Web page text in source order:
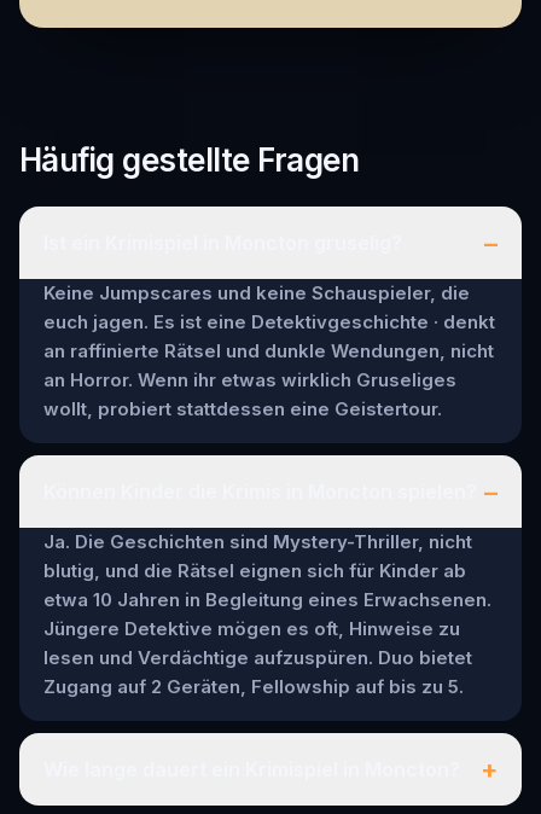
Häufig gestellte Fragen
–
Keine Jumpscares und keine Schauspieler, die
euch jagen. Es ist eine Detektivgeschichte · denkt
an raffinierte Rätsel und dunkle Wendungen, nicht
an Horror. Wenn ihr etwas wirklich Gruseliges
wollt, probiert stattdessen eine Geistertour.
–
Ja. Die Geschichten sind Mystery-Thriller, nicht
blutig, und die Rätsel eignen sich für Kinder ab
etwa 10 Jahren in Begleitung eines Erwachsenen.
Jüngere Detektive mögen es oft, Hinweise zu
lesen und Verdächtige aufzuspüren. Duo bietet
Zugang auf 2 Geräten, Fellowship auf bis zu 5.
+